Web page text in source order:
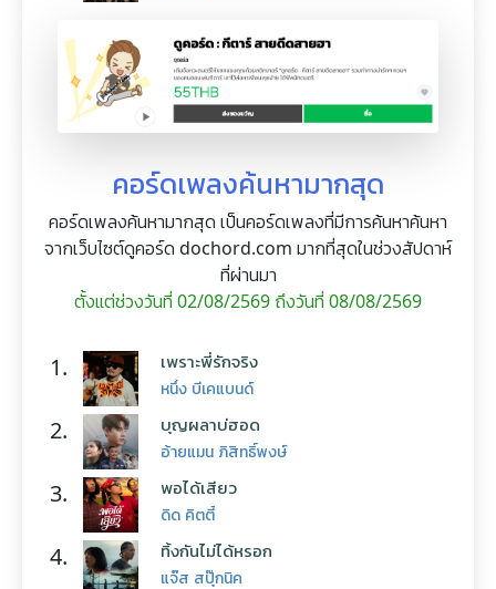
คอร์ดเพลงค้นหามากสุด
คอร์ดเพลงค้นหามากสุด เป็นคอร์ดเพลงที่มีการค้นหาค้นหา
จากเว็บไซต์ดูคอร์ด dochord.com มากที่สุดในช่วงสัปดาห์
ที่ผ่านมา
ตั้งแต่ช่วงวันที่ 02/08/2569 ถึงวันที่ 08/08/2569
1. เพราะพี่รักจริง
หนึ่ง บีเคแบนด์
2. บุญผลาบ่ฮอด
อ้ายแมน ภิสิทธิ์พงษ์
3. พอได้เสียว
ดิด คิตตี้
4. ทิ้งกันไม่ได้หรอก
แจ๊ส สปุ๊กนิค